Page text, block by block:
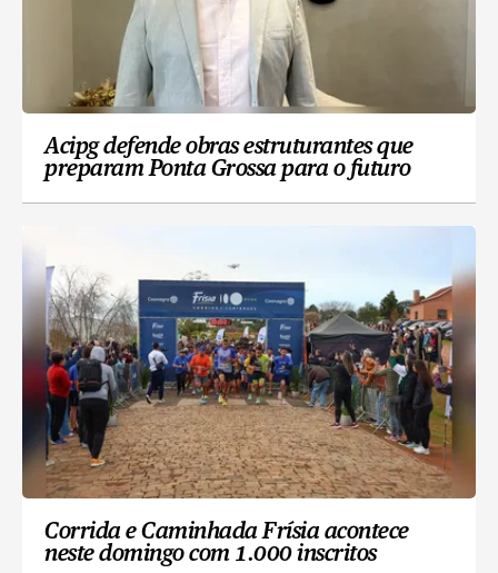
Acipg defende obras estruturantes que
preparam Ponta Grossa para o futuro
Corrida e Caminhada Frísia acontece
neste domingo com 1.000 inscritos